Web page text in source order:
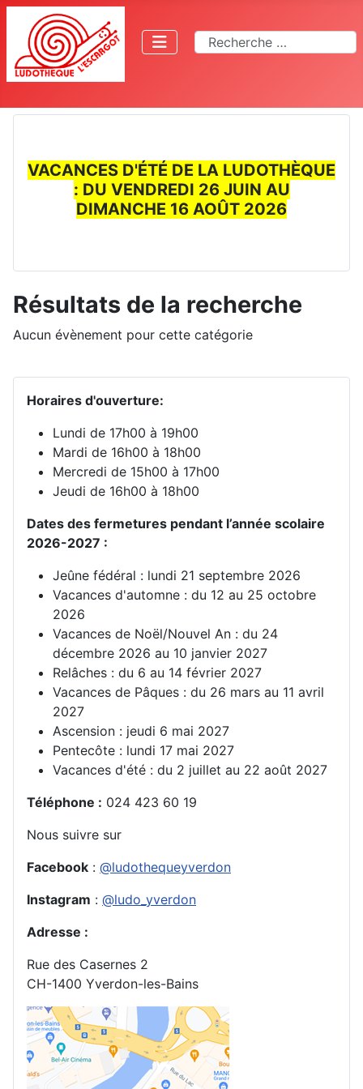
VACANCES D'ÉTÉ DE LA LUDOTHÈQUE
: DU VENDREDI 26 JUIN AU
DIMANCHE 16 AOÛT 2026
Résultats de la recherche
Aucun évènement pour cette catégorie
Horaires d'ouverture:
Lundi de 17h00 à 19h00
Mardi de 16h00 à 18h00
Mercredi de 15h00 à 17h00
Jeudi de 16h00 à 18h00
Dates des fermetures pendant l’année scolaire
2026-2027 :
Jeûne fédéral : lundi 21 septembre 2026
Vacances d'automne : du 12 au 25 octobre
2026
Vacances de Noël/Nouvel An : du 24
décembre 2026 au 10 janvier 2027
Relâches : du 6 au 14 février 2027
Vacances de Pâques : du 26 mars au 11 avril
2027
Ascension : jeudi 6 mai 2027
Pentecôte : lundi 17 mai 2027
Vacances d'été : du 2 juillet au 22 août 2027
Téléphone : 024 423 60 19
Nous suivre sur
Facebook : @ludothequeyverdon
Instagram : @ludo_yverdon
Adresse :
Rue des Casernes 2
CH-1400 Yverdon-les-Bains